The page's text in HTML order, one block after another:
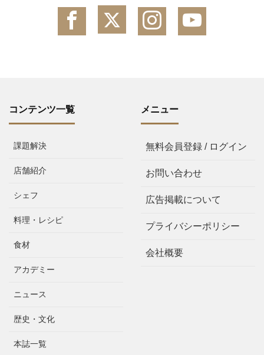
コンテンツ一覧
課題解決
店舗紹介
シェフ
料理・レシピ
食材
アカデミー
ニュース
歴史・文化
本誌一覧
メニュー
無料会員登録 / ログイン
お問い合わせ
広告掲載について
プライバシーポリシー
会社概要